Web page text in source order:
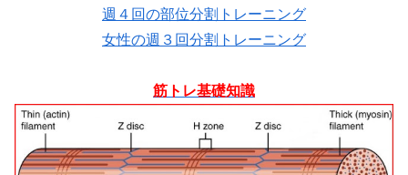
週４回の部位分割トレーニング
女性の週３回分割トレーニング
筋トレ基礎知識